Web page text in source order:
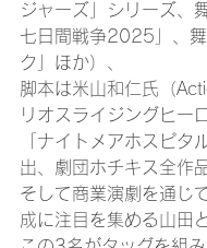
ジャーズ」シリーズ、
七日間戦争2025」、
ク」ほか）、
脚本は米山和仁氏（
リオスライジングヒー
「ナイトメアホスピ
出、劇団ホチキス全作
そして商業演劇を通じ
成に注目を集める山田